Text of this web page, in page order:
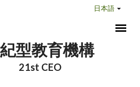
日本語
型教育機構
21st CEO